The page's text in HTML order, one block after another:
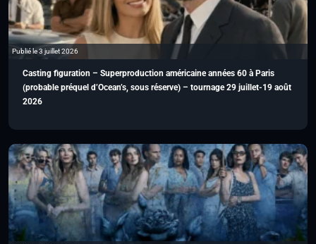
Publié le 3 juillet 2026
Casting figuration – Superproduction américaine années 60 à Paris
(probable préquel d’Ocean’s, sous réserve) – tournage 29 juillet-19 août
2026